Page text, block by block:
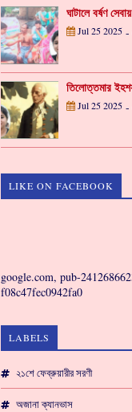
ঘাটালে বর্ষণ
Jul 25 2025
তিলোত্তমার
Jul 25 2025
LIKE ON FACEBOOK
google.com, pub-
f08c47fec0942fa0
LABELS
২১শে ফেব্রুয়ারীর সরণী
অজানা ক্যানভাস